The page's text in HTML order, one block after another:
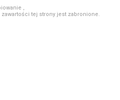
,
tej strony jest zabronione.